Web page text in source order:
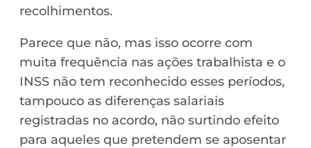
recolhimentos.
Parece que não, mas isso ocorre com
muita frequência nas ações trabalhista e o
INSS não tem reconhecido esses períodos,
tampouco as diferenças salariais
registradas no acordo, não surtindo efeito
para aqueles que pretendem se aposentar